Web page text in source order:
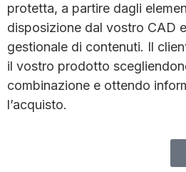
protetta, a partire dagli
disposizione dal vostro CAD
gestionale di contenuti. Il
il vostro prodotto
combinazione e ottendo
l’acquisto.